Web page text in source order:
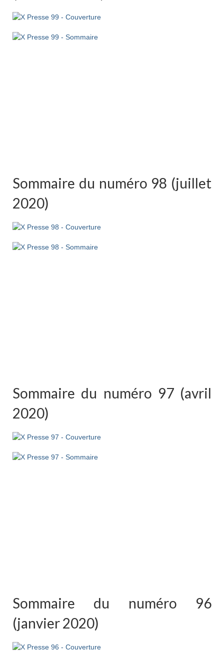
Sommaire du numéro 98 (juillet
2020)
Sommaire du numéro 97 (avril
2020)
Sommaire du numéro 96
(janvier 2020)